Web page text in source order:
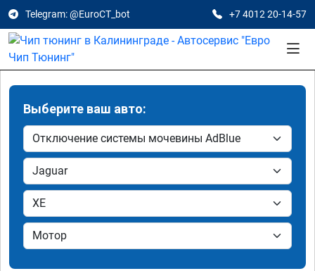
Telegram: @EuroCT_bot +7 4012 20-14-57
Выберите ваш авто: